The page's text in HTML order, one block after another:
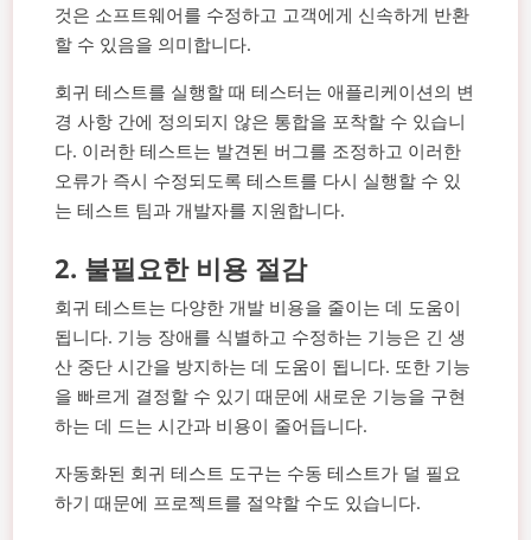
것은 소프트웨어를 수정하고 고객에게 신속하게 반환
할 수 있음을 의미합니다.
회귀 테스트를 실행할 때 테스터는 애플리케이션의 변
경 사항 간에 정의되지 않은 통합을 포착할 수 있습니
다. 이러한 테스트는 발견된 버그를 조정하고 이러한
오류가 즉시 수정되도록 테스트를 다시 실행할 수 있
는 테스트 팀과 개발자를 지원합니다.
2. 불필요한 비용 절감
회귀 테스트는 다양한 개발 비용을 줄이는 데 도움이
됩니다. 기능 장애를 식별하고 수정하는 기능은 긴 생
산 중단 시간을 방지하는 데 도움이 됩니다. 또한 기능
을 빠르게 결정할 수 있기 때문에 새로운 기능을 구현
하는 데 드는 시간과 비용이 줄어듭니다.
자동화된 회귀 테스트 도구는 수동 테스트가 덜 필요
하기 때문에 프로젝트를 절약할 수도 있습니다.